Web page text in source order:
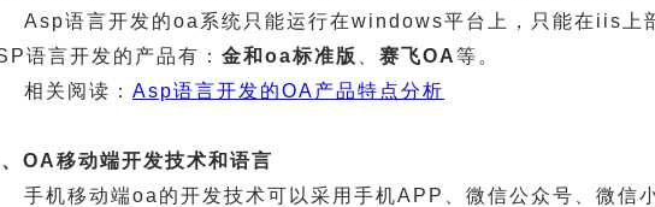
Asp语言开发的oa系统只能运行在windows平台上，只能在iis上
语言开发的产品有： 金和oa标准版 赛飞OA等。
相关阅读： Asp语言开发的OA产品特点分析
OA移动端开发技术和语言
手机移动端oa的开发技术可以采用手机APP、微信公众号、微信